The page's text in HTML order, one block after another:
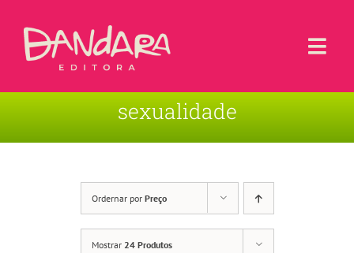
Sobre a Editora
sexualidade
Ordernar por Preço
Mostrar 24 Produtos